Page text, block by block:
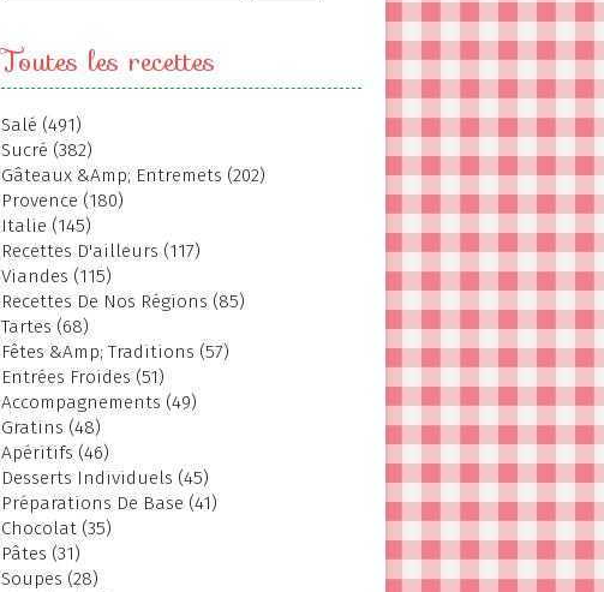
Toutes les recettes
Salé (491)
Sucré (382)
Gâteaux &Amp; Entremets (202)
Provence (180)
Italie (145)
Recettes D'ailleurs (117)
Viandes (115)
Recettes De Nos Régions (85)
Tartes (68)
Fêtes &Amp; Traditions (57)
Entrées Froides (51)
Accompagnements (49)
Gratins (48)
Apéritifs (46)
Desserts Individuels (45)
Préparations De Base (41)
Chocolat (35)
Pâtes (31)
Soupes (28)